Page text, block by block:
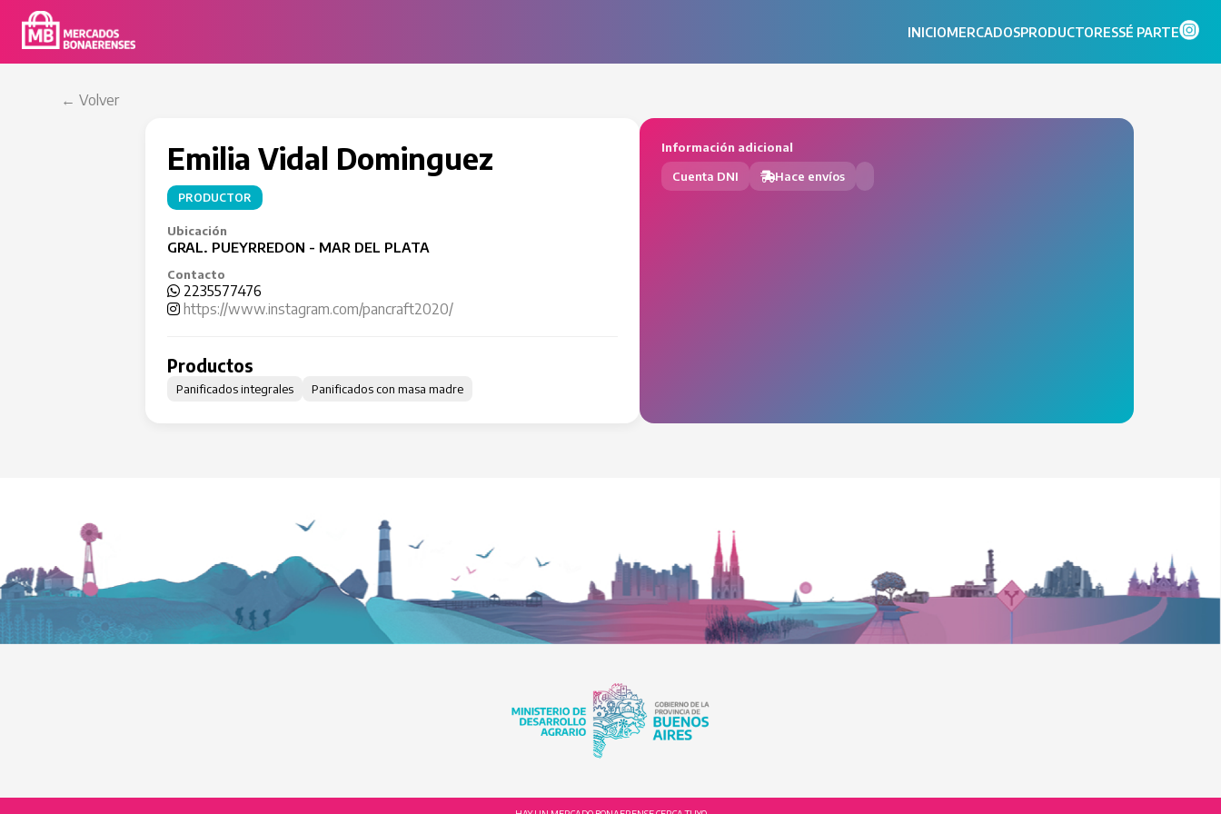
INICIOMERCADOSPRODUCTORESSÉ PARTE
← Volver
Emilia Vidal Dominguez
PRODUCTOR
Ubicación
GRAL. PUEYRREDON - MAR DEL PLATA
Contacto
2235577476
https://www.instagram.com/pancraft2020/
Productos
Panificados integrales Panificados con masa madre
Información adicional
Cuenta DNI
Hace envíos